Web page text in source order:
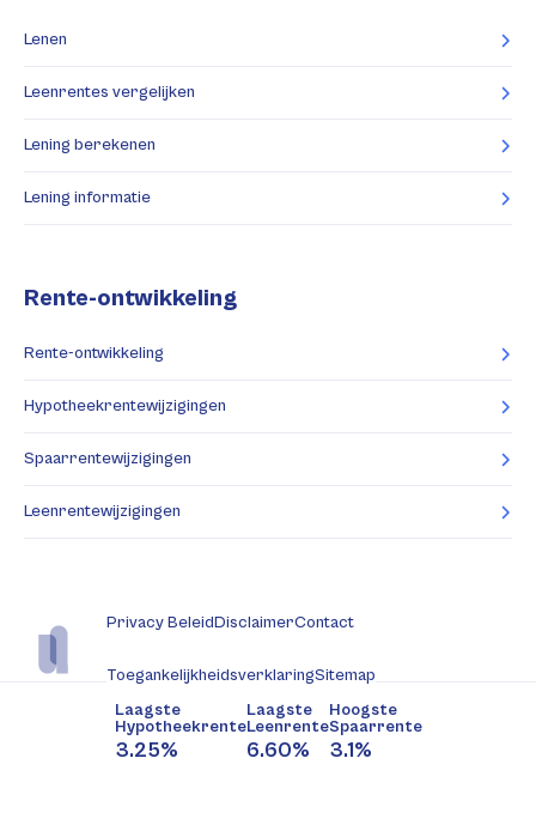
Lenen
Leenrentes vergelijken
Lening berekenen
Lening informatie
Rente-ontwikkeling
Rente-ontwikkeling
Hypotheekrentewijzigingen
Spaarrentewijzigingen
Leenrentewijzigingen
Privacy BeleidDisclaimerContact
ToegankelijkheidsverklaringSitemap
Laagste
Hypotheekrente
3.25%
Laagste
Leenrente
6.60%
Hoogste
Spaarrente
3.1%